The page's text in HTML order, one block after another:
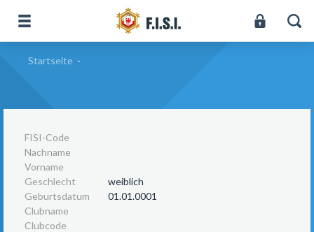
Startseite -
FISI-Code
Nachname
Vorname
Geschlecht
weiblich
Geburtsdatum
01.01.0001
Clubname
Clubcode